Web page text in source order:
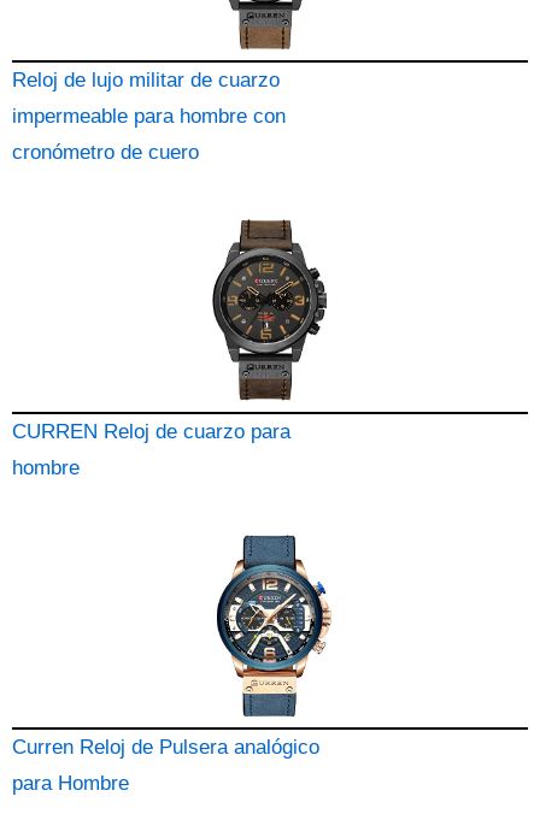
Reloj de lujo militar de cuarzo
impermeable para hombre con
cronómetro de cuero
CURREN Reloj de cuarzo para
hombre
Curren Reloj de Pulsera analógico
para Hombre